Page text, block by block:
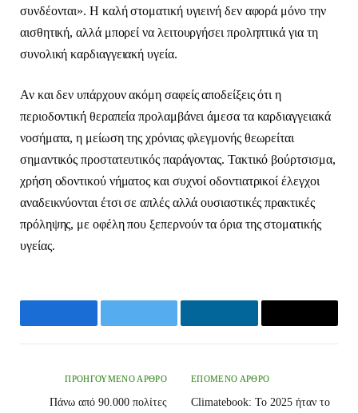
συνδέονται». Η καλή στοματική υγιεινή δεν αφορά μόνο την
αισθητική, αλλά μπορεί να λειτουργήσει προληπτικά για τη
συνολική καρδιαγγειακή υγεία.
Αν και δεν υπάρχουν ακόμη σαφείς αποδείξεις ότι η
περιοδοντική θεραπεία προλαμβάνει άμεσα τα καρδιαγγειακά
νοσήματα, η μείωση της χρόνιας φλεγμονής θεωρείται
σημαντικός προστατευτικός παράγοντας. Τακτικό βούρτσισμα,
χρήση οδοντικού νήματος και συχνοί οδοντιατρικοί έλεγχοι
αναδεικνύονται έτσι σε απλές αλλά ουσιαστικές πρακτικές
πρόληψης, με οφέλη που ξεπερνούν τα όρια της στοματικής
υγείας.
Facebook Twitter LinkedIn Email
ΠΡΟΗΓΟΎΜΕΝΟ ΆΡΘΡΟ
Πάνω από 90.000 πολίτες
ΕΠΌΜΕΝΟ ΆΡΘΡΟ
Climatebook: Το 2025 ήταν το